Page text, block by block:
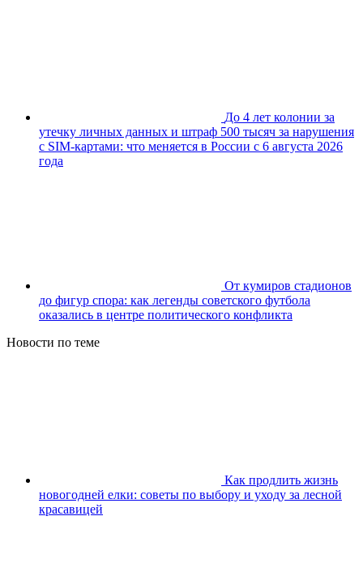
До 4 лет колонии за
утечку личных данных и штраф 500 тысяч за нарушения
с SIM-картами: что меняется в России с 6 августа 2026
года
От кумиров стадионов
до фигур спора: как легенды советского футбола
оказались в центре политического конфликта
Новости по теме
Как продлить жизнь
новогодней елки: советы по выбору и уходу за лесной
красавицей